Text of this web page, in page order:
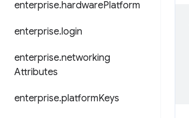
enterprise.hardwarePlatform
enterprise.login
enterprise.networking
Attributes
enterprise.platformKeys